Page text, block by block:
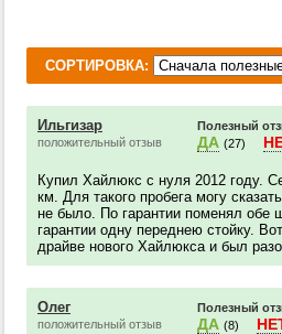
СОРТИРОВКА:
Ильгизар
положительный отзыв
Полезный
ДА (27)
Купил Хайлюкс с нуля 2012 году.
км. Для такого пробега могу
не было. По гарантии поменял обе
гарантии одну переднею стойку.
драйве нового Хайлюкса и был
Олег
положительный отзыв
Полезный
ДА (8)